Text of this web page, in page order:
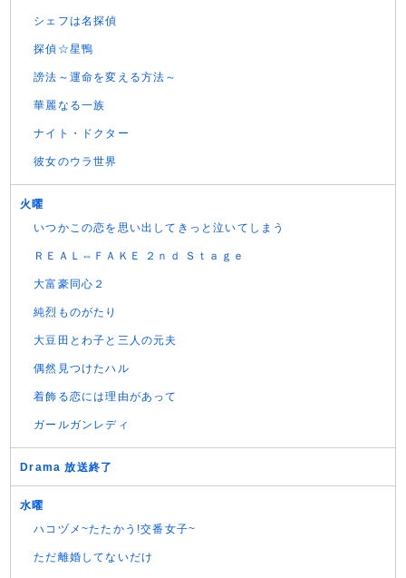
シェフは名探偵
探偵☆星鴨
謗法～運命を変える方法～
華麗なる一族
ナイト・ドクター
彼女のウラ世界
火曜
いつかこの恋を思い出してきっと泣いてしまう
ＲＥＡＬ⇔ＦＡＫＥ ２ｎｄ Ｓｔａｇｅ
大富豪同心２
純烈ものがたり
大豆田とわ子と三人の元夫
偶然見つけたハル
着飾る恋には理由があって
ガールガンレディ
Drama 放送終了
水曜
ハコヅメ~たたかう!交番女子~
ただ離婚してないだけ